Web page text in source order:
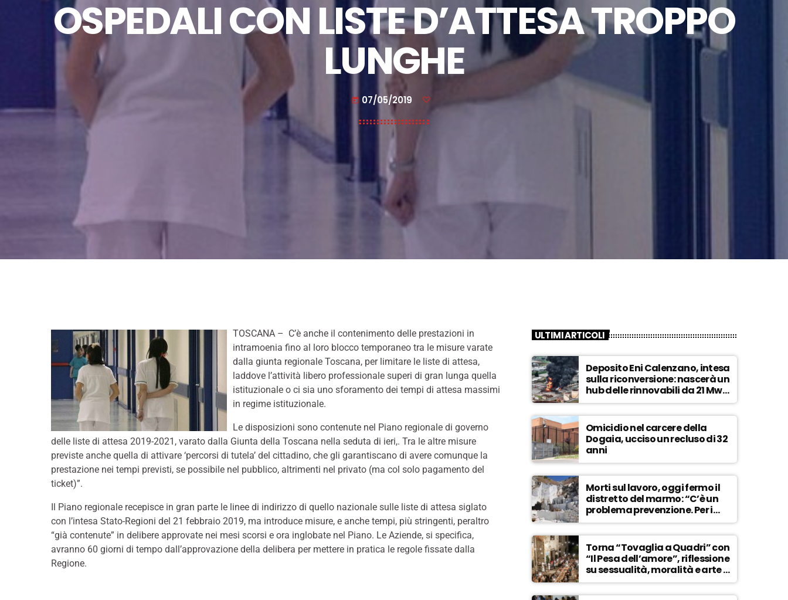
OSPEDALI CON LISTE D’ATTESA TROPPO
LUNGHE
today 07/05/2019
TOSCANA – C’è anche il contenimento delle prestazioni in
intramoenia fino al loro blocco temporaneo tra le misure varate
dalla giunta regionale Toscana, per limitare le liste di attesa,
laddove l’attività libero professionale superi di gran lunga quella
istituzionale o ci sia uno sforamento dei tempi di attesa massimi
in regime istituzionale.
Le disposizioni sono contenute nel Piano regionale di governo
delle liste di attesa 2019-2021, varato dalla Giunta della Toscana nella seduta di ieri,. Tra le altre misure
previste anche quella di attivare ‘percorsi di tutela’ del cittadino, che gli garantiscano di avere comunque la
prestazione nei tempi previsti, se possibile nel pubblico, altrimenti nel privato (ma col solo pagamento del
ticket)”.
Il Piano regionale recepisce in gran parte le linee di indirizzo di quello nazionale sulle liste di attesa siglato
con l’intesa Stato-Regioni del 21 febbraio 2019, ma introduce misure, e anche tempi, più stringenti, peraltro
“già contenute” in delibere approvate nei mesi scorsi e ora inglobate nel Piano. Le Aziende, si specifica,
avranno 60 giorni di tempo dall’approvazione della delibera per mettere in pratica le regole fissate dalla
Regione.
ULTIMI ARTICOLI
Deposito Eni Calenzano, intesa
sulla riconversione: nascerà un
hub delle rinnovabili da 21 Mw –
ASCOLTA
Omicidio nel carcere della
Dogaia, ucciso un recluso di 32
anni
Morti sul lavoro, oggi fermo il
distretto del marmo: “C’è un
problema prevenzione. Per i
controlli, un solo ispettore” –
ASCOLTA
Torna “Tovaglia a Quadri” con
“Il Pesa dell’amore”, riflessione
su sessualità, moralità e arte –
ASCOLTA